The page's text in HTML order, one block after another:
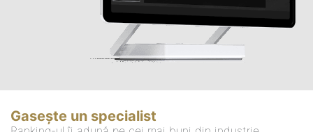
Gasește un specialist